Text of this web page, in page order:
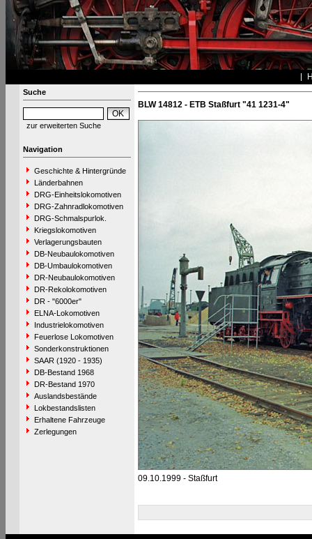
Suche
zur erweiterten Suche
Navigation
Geschichte & Hintergründe
Länderbahnen
DRG-Einheitslokomotiven
DRG-Zahnradlokomotiven
DRG-Schmalspurlok.
Kriegslokomotiven
Verlagerungsbauten
DB-Neubaulokomotiven
DB-Umbaulokomotiven
DR-Neubaulokomotiven
DR-Rekolokomotiven
DR - "6000er"
ELNA-Lokomotiven
Industrielokomotiven
Feuerlose Lokomotiven
Sonderkonstruktionen
SAAR (1920 - 1935)
DB-Bestand 1968
DR-Bestand 1970
Auslandsbestände
Lokbestandslisten
Erhaltene Fahrzeuge
Zerlegungen
BLW 14812 - ETB Staßfurt "41 1231-4"
09.10.1999 - Staßfurt